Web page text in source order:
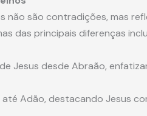
não são contradições, mas
das principais diferenças
Jesus desde Abraão,
Adão, destacando Jesus